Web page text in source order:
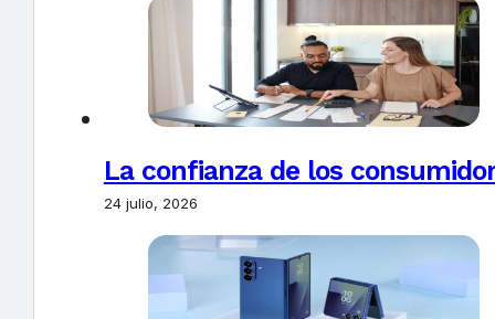
La confianza de los
24 julio, 2026